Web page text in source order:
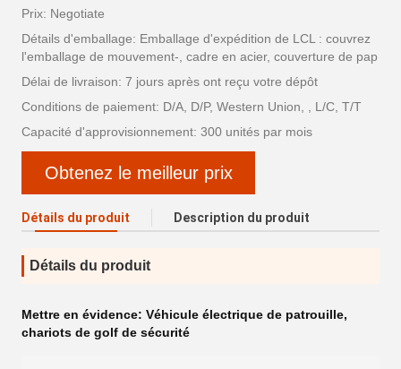
Prix: Negotiate
Détails d'emballage: Emballage d'expédition de LCL : couvrez
l'emballage de mouvement-, cadre en acier, couverture de pap
Délai de livraison: 7 jours après ont reçu votre dépôt
Conditions de paiement: D/A, D/P, Western Union, , L/C, T/T
Capacité d'approvisionnement: 300 unités par mois
Obtenez le meilleur prix
Détails du produit Description du produit
Détails du produit
Mettre en évidence: Véhicule électrique de patrouille,
chariots de golf de sécurité